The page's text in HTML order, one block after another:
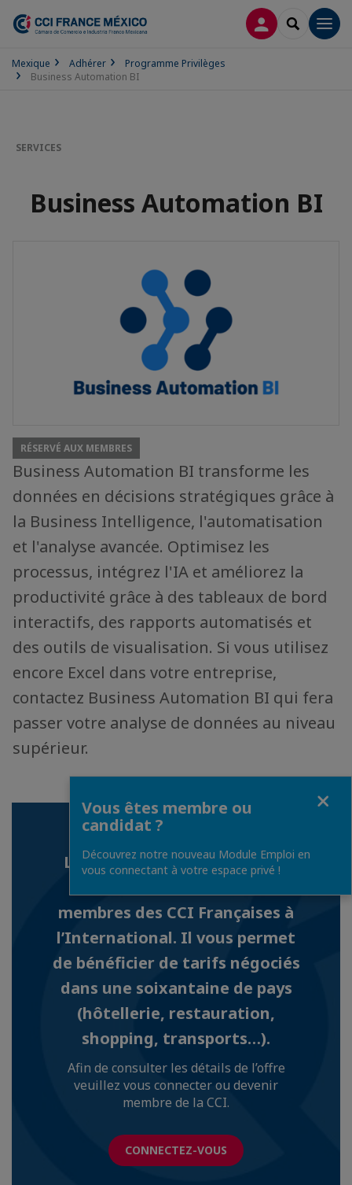
CONNEXION
Mexique Adhérer
Programme Privilèges
Business Automation BI
SERVICES
Business Automation BI
RÉSERVÉ AUX MEMBRES
Business Automation BI transforme les
données en décisions stratégiques grâce à
la Business Intelligence, l'automatisation
et l'analyse avancée. Optimisez les
processus, intégrez l'IA et améliorez la
productivité grâce à des tableaux de bord
interactifs, des rapports automatisés et
des outils de visualisation. Si vous utilisez
encore Excel dans votre entreprise,
contactez Business Automation BI qui fera
passer votre analyse de données au niveau
supérieur.
Le programme Privilèges est
membres des CCI Françaises à
l’International. Il vous permet
de bénéficier de tarifs négociés
dans une soixantaine de pays
(hôtellerie, restauration,
shopping, transports…).
Afin de consulter les détails de l’offre
veuillez vous connecter ou devenir
membre de la CCI.
CONNECTEZ-VOUS
Vous êtes membre ou
candidat ?
Découvrez notre nouveau Module Emploi en
vous connectant à votre espace privé !